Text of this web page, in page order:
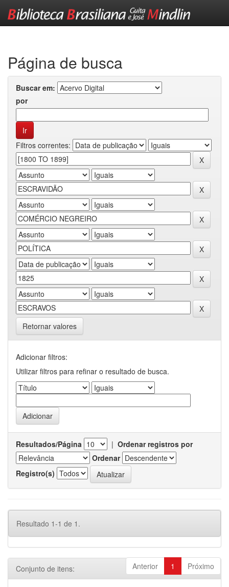
Página de busca
Buscar em:
por
Filtros correntes:
Retornar valores
Adicionar filtros:
Utilizar filtros para refinar o resultado de busca.
Resultados/Página | Ordenar registros por
Ordenar
Registro(s)
Resultado 1-1 de 1.
Anterior 1 Próximo
Conjunto de itens: